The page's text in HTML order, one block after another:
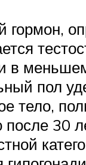
гормон,
в
пол
тело,
30